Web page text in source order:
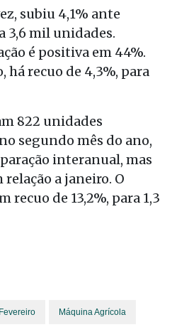
subiu 4,1% ante
3,6 mil unidades.
é positiva em 44%.
há recuo de 4,3%, para
822 unidades
segundo mês do ano,
interanual, mas
relação a janeiro. O
recuo de 13,2%, para 1,3
Fevereiro Máquina Agrícola